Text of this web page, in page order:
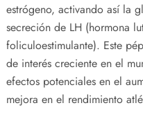
estrógeno, activando así la
secreción de LH (hormona
foliculoestimulante). Este
de interés creciente en el
efectos potenciales en el
mejora en el rendimiento